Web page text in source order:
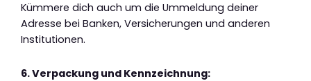
Kümmere dich auch um die Ummeldung deiner
Adresse bei Banken, Versicherungen und anderen
Institutionen.
6. Verpackung und Kennzeichnung: